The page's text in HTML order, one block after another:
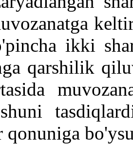
ikki
qarshilik
qonuniga